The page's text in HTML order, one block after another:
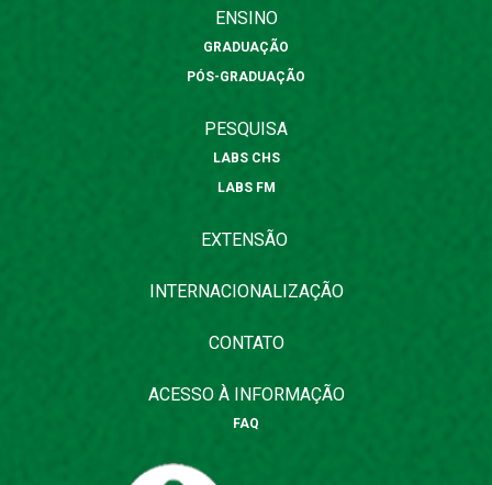
ENSINO
GRADUAÇÃO
PÓS-GRADUAÇÃO
PESQUISA
LABS CHS
LABS FM
EXTENSÃO
INTERNACIONALIZAÇÃO
CONTATO
ACESSO À INFORMAÇÃO
FAQ